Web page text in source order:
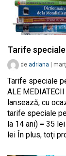
Tarife
de adriana
Tarife speciale
ALE
lansează, cu
tarife speciale
la 14 ani) = 35
lei În plus, toţi